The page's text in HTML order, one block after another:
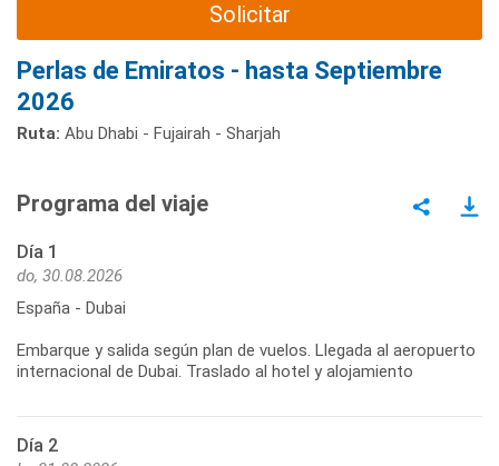
Solicitar
Perlas de Emiratos - hasta Septiembre
2026
Ruta: Abu Dhabi - Fujairah - Sharjah
Programa del viaje
Día 1
do, 30.08.2026
España - Dubai
Embarque y salida según plan de vuelos. Llegada al aeropuerto
internacional de Dubai. Traslado al hotel y alojamiento
Día 2